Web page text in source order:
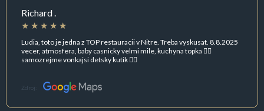
Richard .
Ludia, toto je jedna z TOP restauracii v Nitre. Treba vyskusat. 8.8.2025
vecer, atmosfera, baby casnicky velmi mile, kuchyna topka 👌🏻
samozrejme vonkajsi detsky kutik 👌🏻
Zdroj: